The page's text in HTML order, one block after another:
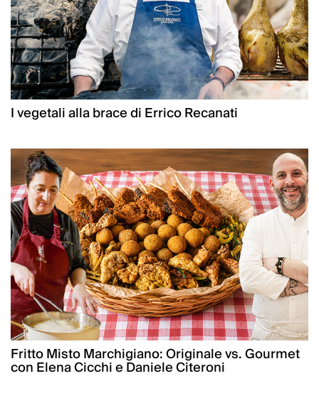
I vegetali alla brace di Errico Recanati
Fritto Misto Marchigiano: Originale vs. Gourmet
con Elena Cicchi e Daniele Citeroni